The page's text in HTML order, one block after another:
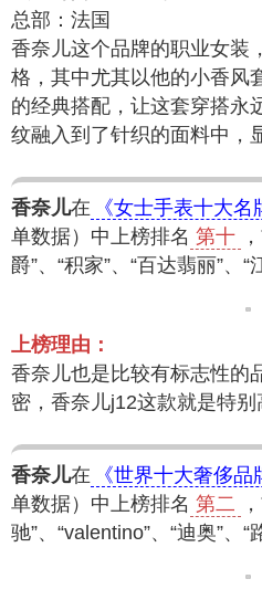
总部：法国
香奈儿这个品牌的职业女装
格，其中尤其以他的小香风
的经典搭配，让这套穿搭永
纹融入到了针织的面料中，
香奈儿在 《女士手表十大名
单数据）中上榜排名 第十
爵”、“积家”、“百达翡丽”、“
上榜理由：
香奈儿也是比较有标志性的
密，香奈儿j12这款就是特别
香奈儿在 《世界十大奢侈品
单数据）中上榜排名 第二
驰”、“valentino”、“迪奥”、“